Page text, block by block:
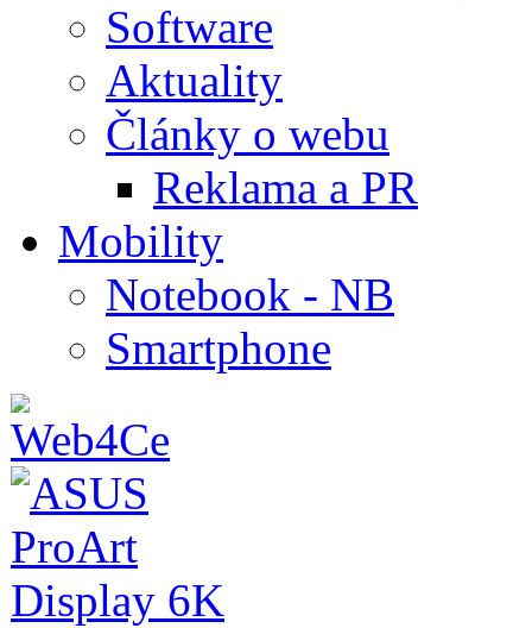
Software
Aktuality
Články o webu
Reklama a PR
Mobility
Notebook - NB
Smartphone